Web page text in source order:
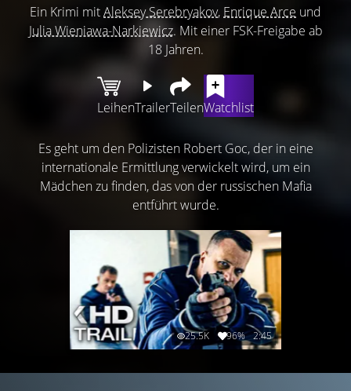
Ein Krimi mitAleksey Serebryakov, Enrique Arce und
Julia Wieniawa-Narkiewicz. Mit einer FSK-Freigabe ab
18 Jahren.
LeihenTrailerTeilenWatchlist
Es geht um den Polizisten Robert Goc, der in eine
internationale Ermittlung verwickelt wird, um ein
Mädchen zu finden, das von der russischen Mafia
entführt wurde.
25.5K 96% 2:45